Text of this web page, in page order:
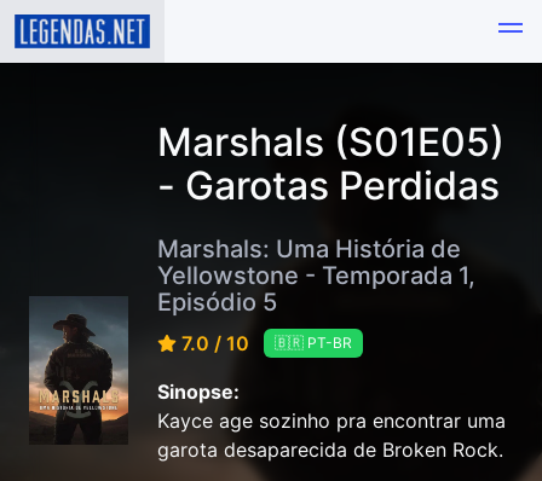
Marshals (S01E05)
- Garotas Perdidas
Marshals: Uma História de
Yellowstone - Temporada 1,
Episódio 5
7.0 / 10 🇧🇷 PT-BR
Sinopse:
Kayce age sozinho pra encontrar uma
garota desaparecida de Broken Rock.